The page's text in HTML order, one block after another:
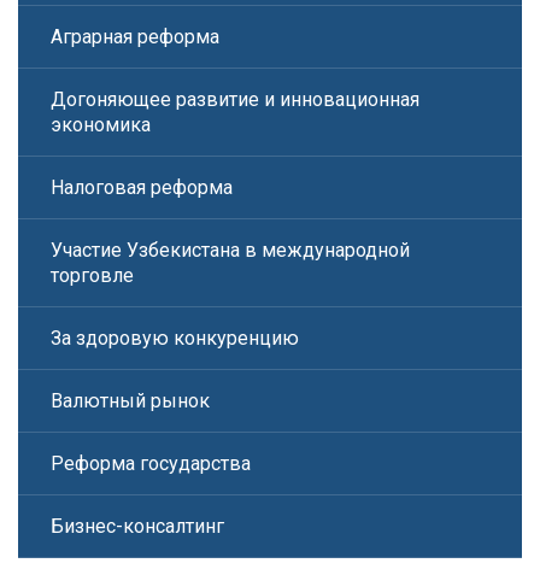
Аграрная реформа
Догоняющее развитие и инновационная
экономика
Налоговая реформа
Участие Узбекистана в международной
торговле
За здоровую конкуренцию
Валютный рынок
Реформа государства
Бизнес-консалтинг